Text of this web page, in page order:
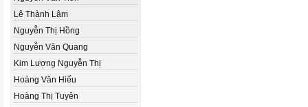
Lê Thành Lâm
Nguyễn Thị Hồng
Nguyễn Văn Quang
Kim Lượng Nguyễn Thị
Hoàng Văn Hiếu
Hoàng Thị Tuyên